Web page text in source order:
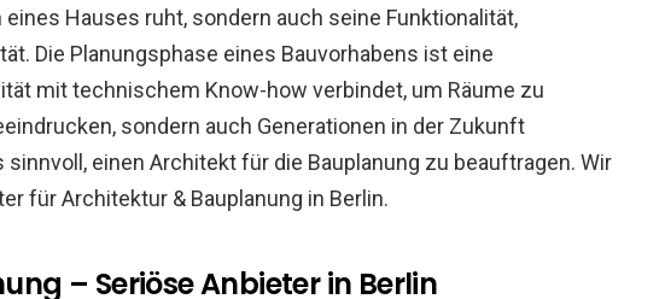
Hauses ruht, sondern auch seine Funktionalität,
Die Planungsphase eines Bauvorhabens ist eine
mit technischem Know-how verbindet, um Räume zu
sondern auch Generationen in der Zukunft
einen Architekt für die Bauplanung zu beauftragen. Wir
für Architektur & Bauplanung in Berlin.
– Seriöse Anbieter in Berlin